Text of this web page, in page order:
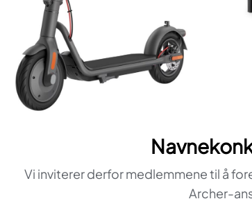
Vi inviterer derfor medlemmene til å
Archer-